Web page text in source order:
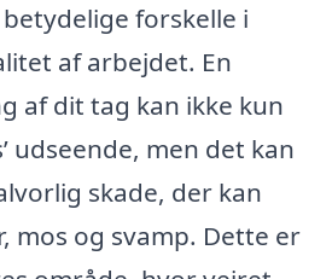
forskelle i
af arbejdet. En
af dit tag kan ikke kun
udseende, men det kan
skade, der kan
mos og svamp. Dette er